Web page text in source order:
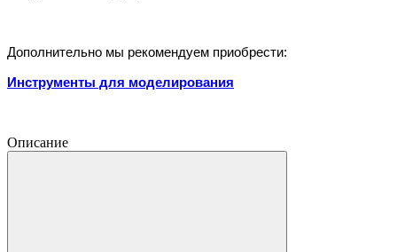
Дополнительно мы рекомендуем приобрести:
Инструменты для моделирования
Описание